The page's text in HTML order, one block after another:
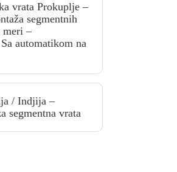
vrata Prokuplje –
segmentnih
meri –
automatikom na
/ Indjija –
segmentna vrata